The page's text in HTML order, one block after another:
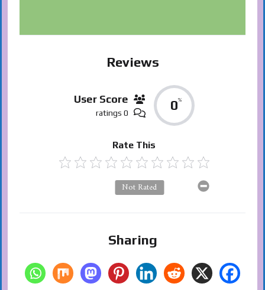
Reviews
0%
User Score
0 ratings
Rate This
Not Rated
Sharing